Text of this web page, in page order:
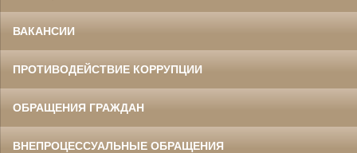
ВАКАНСИИ
ПРОТИВОДЕЙСТВИЕ КОРРУПЦИИ
ОБРАЩЕНИЯ ГРАЖДАН
ВНЕПРОЦЕССУАЛЬНЫЕ ОБРАЩЕНИЯ